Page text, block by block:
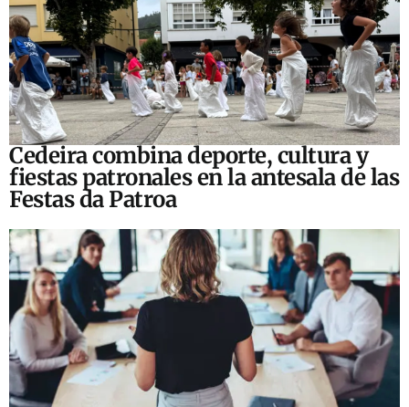
Cedeira combina deporte, cultura y
fiestas patronales en la antesala de las
Festas da Patroa